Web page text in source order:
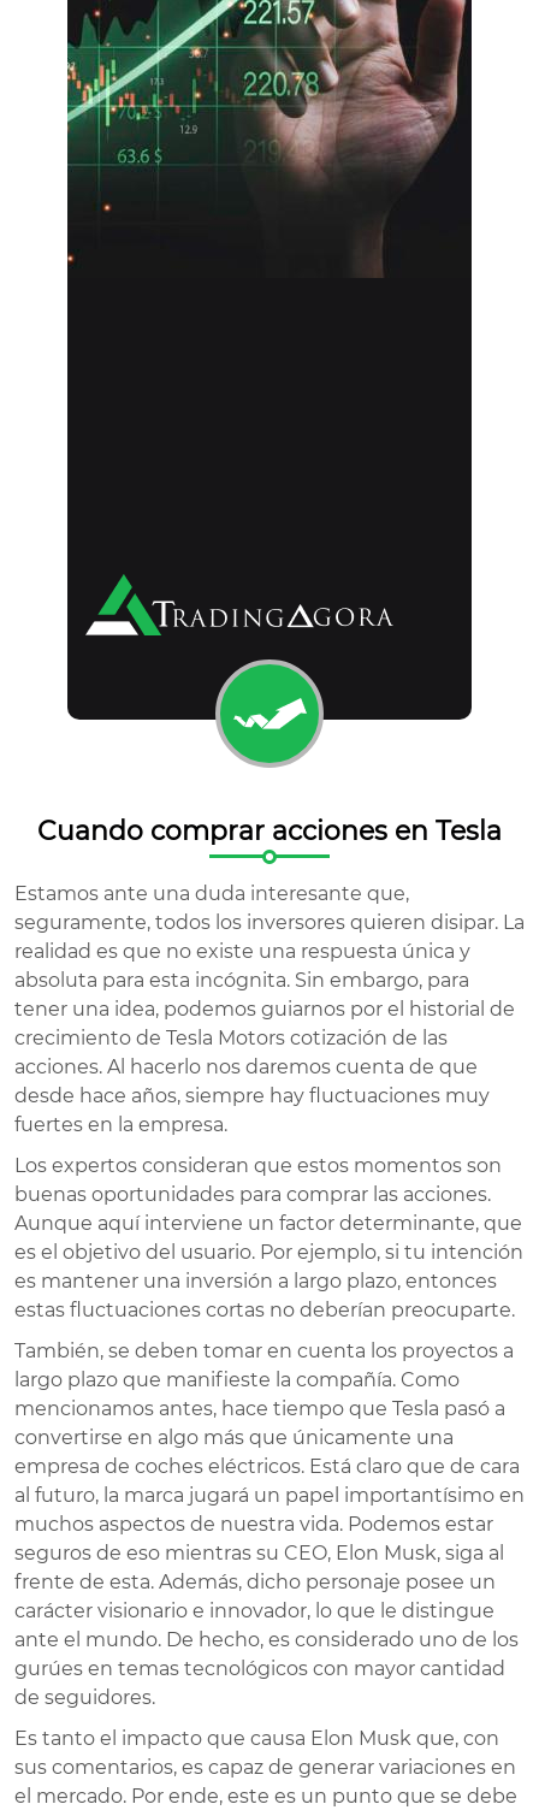
Cuando comprar acciones en Tesla
Estamos ante una duda interesante que,
seguramente, todos los inversores quieren disipar. La
realidad es que no existe una respuesta única y
absoluta para esta incógnita. Sin embargo, para
tener una idea, podemos guiarnos por el historial de
crecimiento de Tesla Motors cotización de las
acciones. Al hacerlo nos daremos cuenta de que
desde hace años, siempre hay fluctuaciones muy
fuertes en la empresa.
Los expertos consideran que estos momentos son
buenas oportunidades para comprar las acciones.
Aunque aquí interviene un factor determinante, que
es el objetivo del usuario. Por ejemplo, si tu intención
es mantener una inversión a largo plazo, entonces
estas fluctuaciones cortas no deberían preocuparte.
También, se deben tomar en cuenta los proyectos a
largo plazo que manifieste la compañía. Como
mencionamos antes, hace tiempo que Tesla pasó a
convertirse en algo más que únicamente una
empresa de coches eléctricos. Está claro que de cara
al futuro, la marca jugará un papel importantísimo en
muchos aspectos de nuestra vida. Podemos estar
seguros de eso mientras su CEO, Elon Musk, siga al
frente de esta. Además, dicho personaje posee un
carácter visionario e innovador, lo que le distingue
ante el mundo. De hecho, es considerado uno de los
gurúes en temas tecnológicos con mayor cantidad
de seguidores.
Es tanto el impacto que causa Elon Musk que, con
sus comentarios, es capaz de generar variaciones en
el mercado. Por ende, este es un punto que se debe